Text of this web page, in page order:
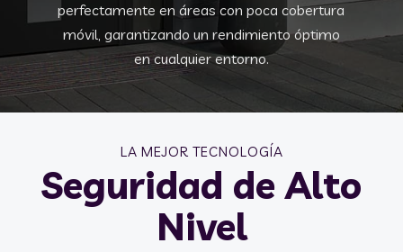
perfectamente en áreas con poca cobertura
móvil, garantizando un rendimiento óptimo
en cualquier entorno.
LA MEJOR TECNOLOGÍA
Seguridad de Alto
Nivel